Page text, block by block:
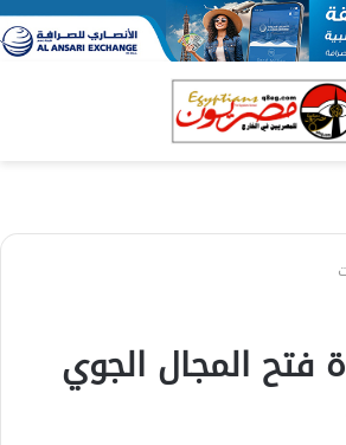
فتح المجال الجوي